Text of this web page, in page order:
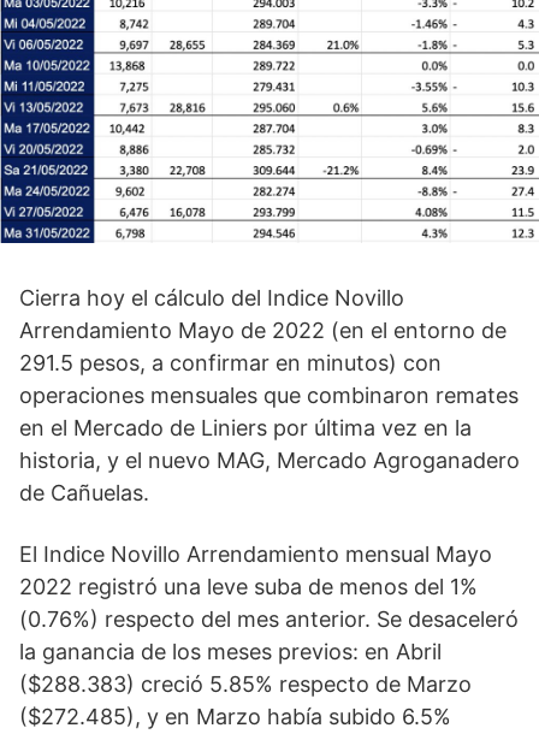
Cierra hoy el cálculo del Indice Novillo
Arrendamiento Mayo de 2022 (en el entorno de
291.5 pesos, a confirmar en minutos) con
operaciones mensuales que combinaron remates
en el Mercado de Liniers por última vez en la
historia, y el nuevo MAG, Mercado Agroganadero
de Cañuelas.
El Indice Novillo Arrendamiento mensual Mayo
2022 registró una leve suba de menos del 1%
(0.76%) respecto del mes anterior. Se desaceleró
la ganancia de los meses previos: en Abril
($288.383) creció 5.85% respecto de Marzo
($272.485), y en Marzo había subido 6.5%